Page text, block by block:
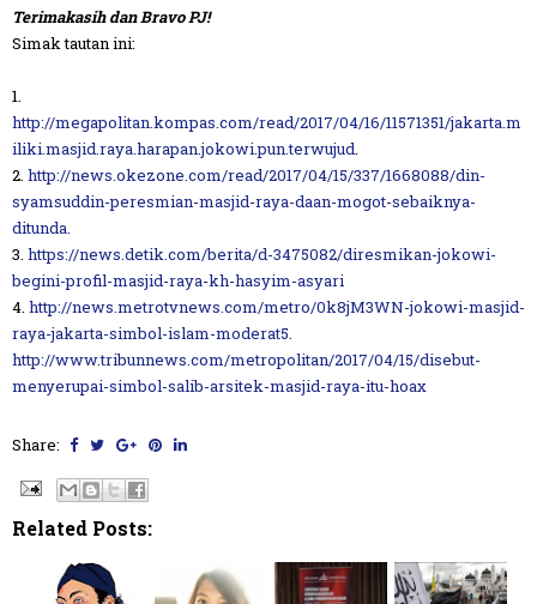
Terimakasih dan Bravo PJ!
Simak tautan ini:
1.
http://megapolitan.kompas.com/read/2017/04/16/11571351/jakarta.m
iliki.masjid.raya.harapan.jokowi.pun.terwujud.
2. http://news.okezone.com/read/2017/04/15/337/1668088/din-
syamsuddin-peresmian-masjid-raya-daan-mogot-sebaiknya-
ditunda.
3. https://news.detik.com/berita/d-3475082/diresmikan-jokowi-
begini-profil-masjid-raya-kh-hasyim-asyari
4. http://news.metrotvnews.com/metro/0k8jM3WN-jokowi-masjid-
raya-jakarta-simbol-islam-moderat5.
http://www.tribunnews.com/metropolitan/2017/04/15/disebut-
menyerupai-simbol-salib-arsitek-masjid-raya-itu-hoax
Share:
Related Posts: